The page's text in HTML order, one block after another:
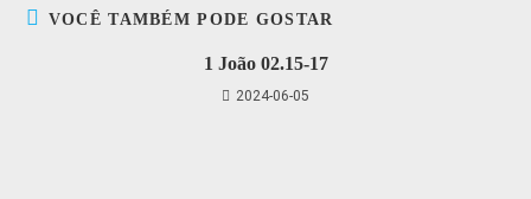
VOCÊ TAMBÉM PODE GOSTAR
1 João 02.15-17
2024-06-05